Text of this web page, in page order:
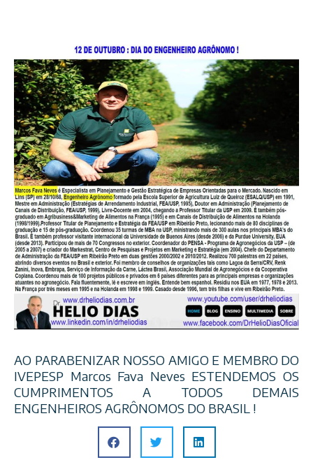
AO PARABENIZAR NOSSO AMIGO E MEMBRO DO
IVEPESP Marcos Fava Neves ESTENDEMOS OS
CUMPRIMENTOS A TODOS DEMAIS
ENGENHEIROS AGRÔNOMOS DO BRASIL !